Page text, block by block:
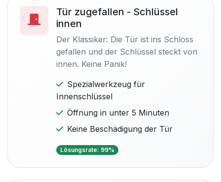
Tür zugefallen - Schlüssel
innen
Der Klassiker: Die Tür ist ins Schloss
gefallen und der Schlüssel steckt von
innen. Keine Panik!
Spezialwerkzeug für
Innenschlüssel
Öffnung in unter 5 Minuten
Keine Beschädigung der Tür
Lösungsrate: 99%